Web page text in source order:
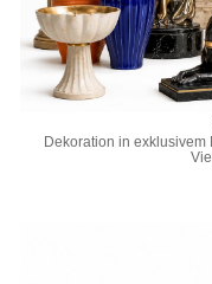
Dekoration in